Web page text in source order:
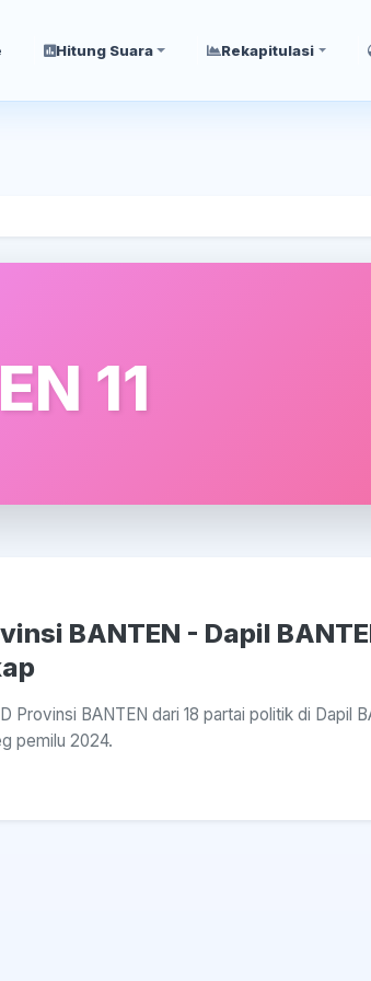
Hitung Suara Rekapitulasi
11
BANTEN - Dapil
Provinsi BANTEN dari 18 partai politik di Dapil
pemilu 2024.